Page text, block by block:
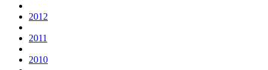
2012
2011
2010